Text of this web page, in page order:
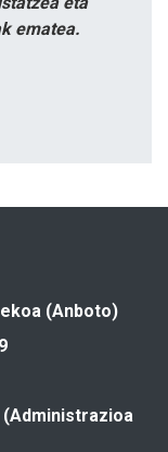
ematea.
(Anboto)
(Administrazioa